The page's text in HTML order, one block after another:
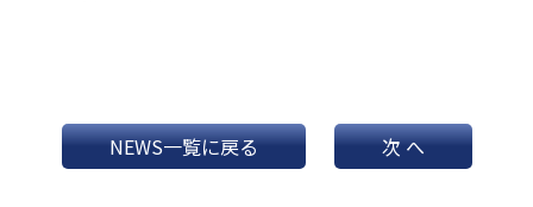
NEWS一覧に戻る 次 へ